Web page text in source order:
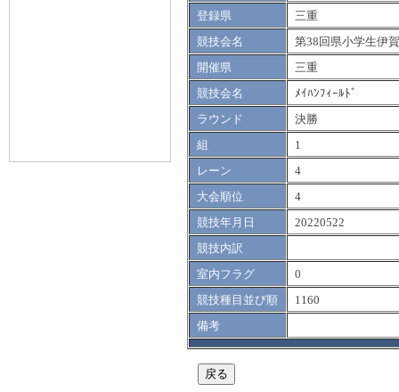
登録県
三重
競技会名
第38回県小学生伊
開催県
三重
競技会名
ﾒｲﾊﾝﾌｨｰﾙﾄﾞ
ラウンド
決勝
組
1
レーン
4
大会順位
4
競技年月日
20220522
競技内訳
室内フラグ
0
競技種目並び順
1160
備考